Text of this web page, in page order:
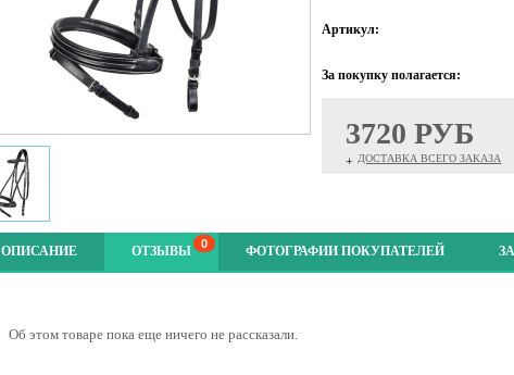
Артикул:
За покупку полагается:
3720 РУБ
+ ДОСТАВКА ВСЕГО ЗАКАЗА
ОПИСАНИЕ ОТЗЫВЫ 0 ФОТОГРАФИИ ПОКУПАТЕЛЕЙ
Об этом товаре пока еще ничего не рассказали.